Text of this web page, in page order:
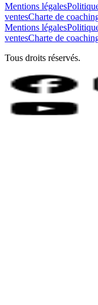
Mentions légales
ventesCharte de
Mentions légales
ventesCharte de
Tous droits réservés.